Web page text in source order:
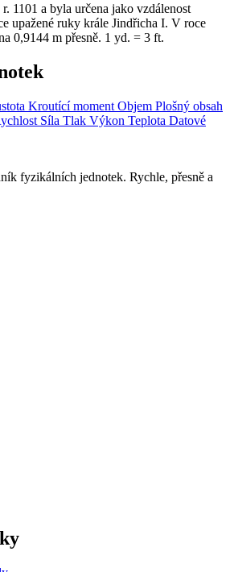
1101 a byla určena jako vzdálenost
upažené ruky krále Jindřicha I. V roce
0,9144 m přesně. 1 yd. = 3 ft.
Kroutící moment Objem Plošný obsah
Síla Tlak Výkon Teplota Datové
fyzikálních jednotek. Rychle, přesně a